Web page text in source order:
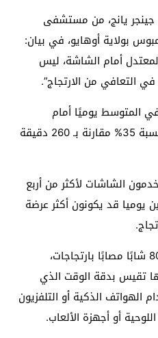
جينجر يانج، من مستشفى
بولاية أوهايو، في بيان:
أمام الشاشة، ليس
التعافي من الارتجاج”.
141 دقيقة في المتوسط ​​يوميًا أمام
الشاشة ارتبط بتعافي أسرع بنسبة 35% مقارنة بـ 260 دقيقة
الشاشات لأكثر من أربع
يوميا قد يكونون أكثر عرضة
واعتمد الباحثون على متابعة 80 شابًا مصابًا بارتجاجات،
تقيس بدقة الوقت الذي
الهواتف الذكية أو التلفزيون
أو أجهزة الألعاب.